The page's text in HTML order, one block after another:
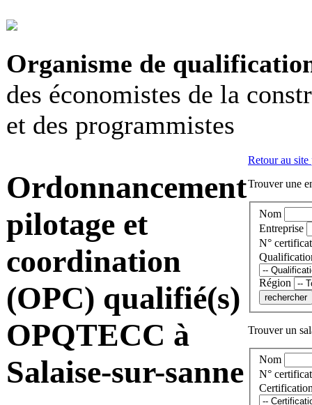
Organisme de
des économistes de la
et des programmistes
Ordonnancement
pilotage et
coordination
(OPC) qualifié(s)
OPQTECC à
Salaise-sur-sanne
Retour au
Trouver une
Nom
Entreprise
N° certificat
Région
Trouver un
Nom
N° certificat